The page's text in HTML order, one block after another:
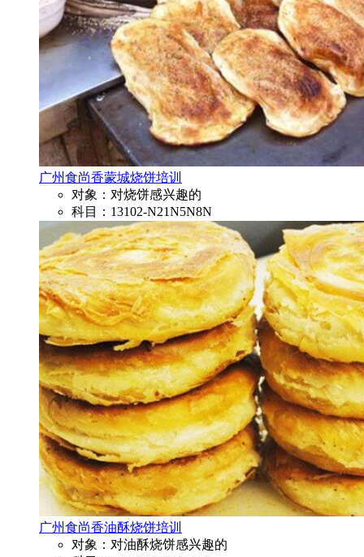
广州食尚香蒙城烧饼培训
对象：对烧饼感兴趣的
科目：13102-N21N5N8N
广州食尚香油酥烧饼培训
对象：对油酥烧饼感兴趣的